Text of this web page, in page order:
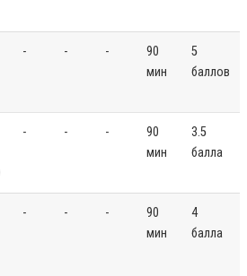
- - -
90
мин
5
баллов
- - -
90
мин
3.5
балла
- - -
90
мин
4
балла